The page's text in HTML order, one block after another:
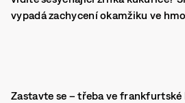
vypadá zachycení okamžiku ve
Zastavte se – třeba ve frankfurtské